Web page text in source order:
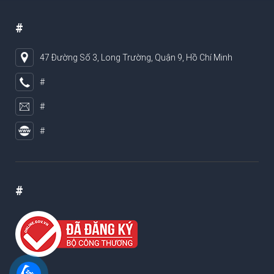
#
47 Đường Số 3, Long Trường, Quận 9, Hồ Chí Minh
#
#
#
#